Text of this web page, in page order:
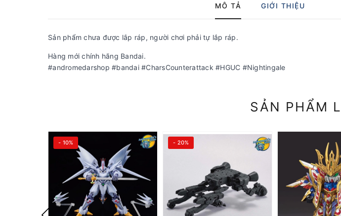
MÔ TẢ GIỚI THIỆU
Sản phẩm chưa được lắp ráp, người chơi phải tự lắp ráp.
Hàng mới chính hãng Bandai.
#andromedarshop #bandai #CharsCounterattack #HGUC #Nightingale
SẢN PHẨM
- 10% - 20%